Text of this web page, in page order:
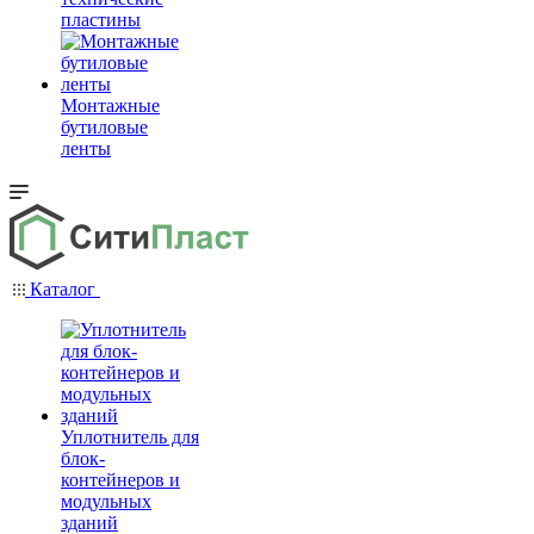
пластины
Монтажные
бутиловые
ленты
Каталог
Уплотнитель для
блок-
контейнеров и
модульных
зданий